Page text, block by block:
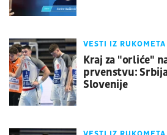
VESTI IZ RUKOMETA
Kraj za "orliće"
prvenstvu:
Slovenije